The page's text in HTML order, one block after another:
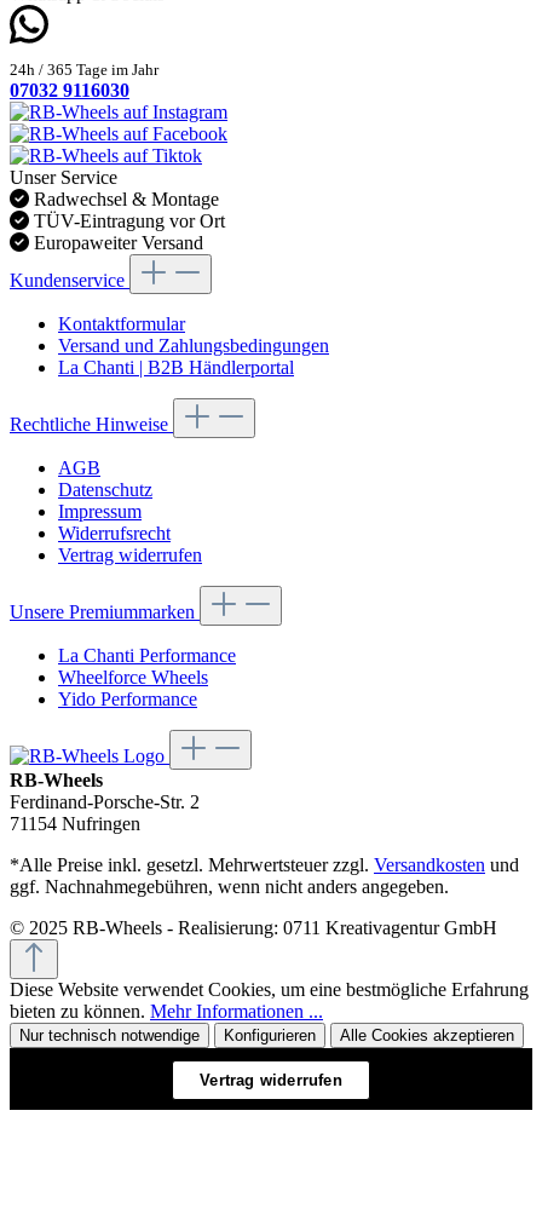
24h / 365 Tage im Jahr
07032 9116030
Unser Service
Radwechsel & Montage
TÜV-Eintragung vor Ort
Europaweiter Versand
Kundenservice
Kontaktformular
Versand und Zahlungsbedingungen
La Chanti | B2B Händlerportal
Rechtliche Hinweise
AGB
Datenschutz
Impressum
Widerrufsrecht
Vertrag widerrufen
Unsere Premiummarken
La Chanti Performance
Wheelforce Wheels
Yido Performance
RB-Wheels
Ferdinand-Porsche-Str. 2
71154 Nufringen
*Alle Preise inkl. gesetzl. Mehrwertsteuer zzgl. Versandkosten und
ggf. Nachnahmegebühren, wenn nicht anders angegeben.
© 2025 RB-Wheels - Realisierung: 0711 Kreativagentur GmbH
Diese Website verwendet Cookies, um eine bestmögliche Erfahrung
bieten zu können. Mehr Informationen ...
Nur technisch notwendige Konfigurieren Alle Cookies akzeptieren
Vertrag widerrufen